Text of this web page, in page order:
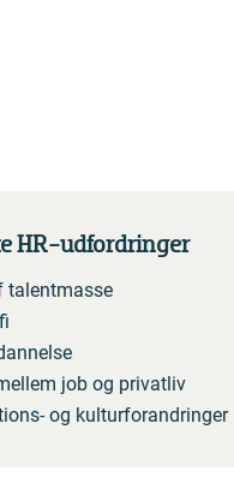
HR-udfordringer
talentmasse
job og privatliv
og kulturforandringer